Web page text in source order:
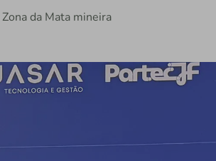
da Mata mineira